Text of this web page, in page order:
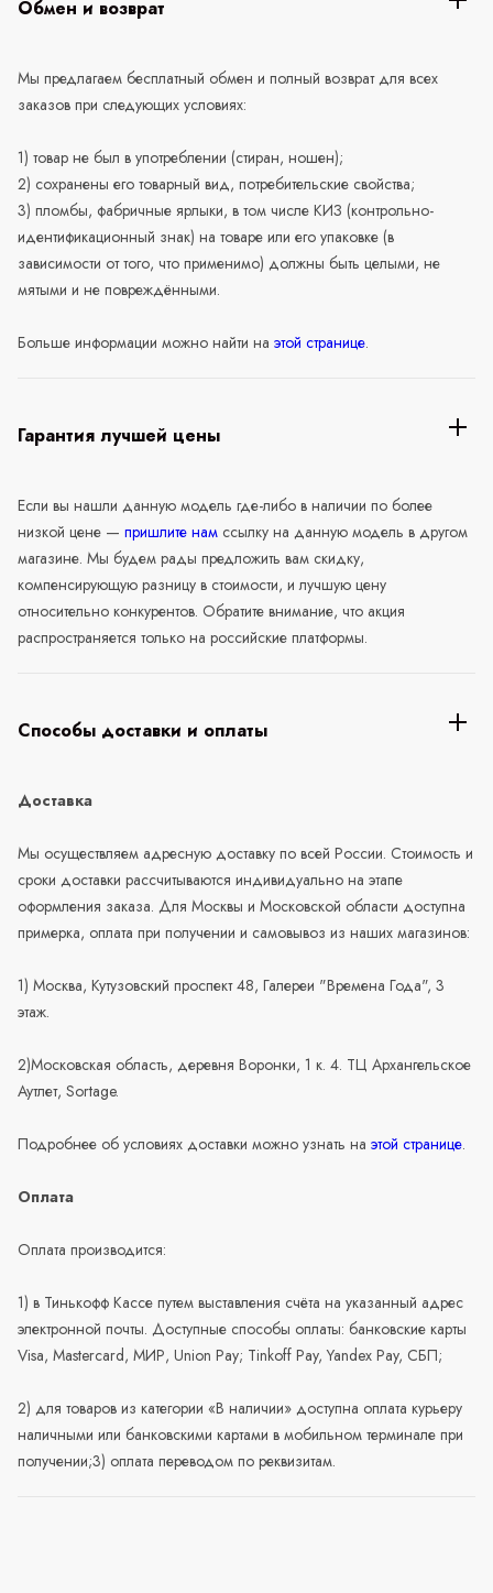
Обмен и возврат
Мы предлагаем бесплатный обмен и полный возврат для всех
заказов при следующих условиях:
1) товар не был в употреблении (стиран, ношен);
2) сохранены его товарный вид, потребительские свойства;
3) пломбы, фабричные ярлыки, в том числе КИЗ (контрольно-
идентификационный знак) на товаре или его упаковке (в
зависимости от того, что применимо) должны быть целыми, не
мятыми и не повреждёнными.
Больше информации можно найти на этой странице.
Гарантия лучшей цены
Если вы нашли данную модель где-либо в наличии по более
низкой цене — пришлите нам ссылку на данную модель в другом
магазине. Мы будем рады предложить вам скидку,
компенсирующую разницу в стоимости, и лучшую цену
относительно конкурентов. Обратите внимание, что акция
распространяется только на российские платформы.
Способы доставки и оплаты
Доставка
Мы осуществляем адресную доставку по всей России. Стоимость и
сроки доставки рассчитываются индивидуально на этапе
оформления заказа. Для Москвы и Московской области доступна
примерка, оплата при получении и самовывоз из наших магазинов:
1) Москва, Кутузовский проспект 48, Галереи "Времена Года", 3
этаж.
2)Московская область, деревня Воронки, 1 к. 4. ТЦ Архангельское
Аутлет, Sortage.
Подробнее об условиях доставки можно узнать на этой странице.
Оплата
Оплата производится:
1) в Тинькофф Кассе путем выставления счёта на указанный адрес
электронной почты. Доступные способы оплаты: банковские карты
Visa, Mastercard, МИР, Union Pay; Tinkoff Pay, Yandex Pay, СБП;
2) для товаров из категории «В наличии» доступна оплата курьеру
наличными или банковскими картами в мобильном терминале при
получении;3) оплата переводом по реквизитам.